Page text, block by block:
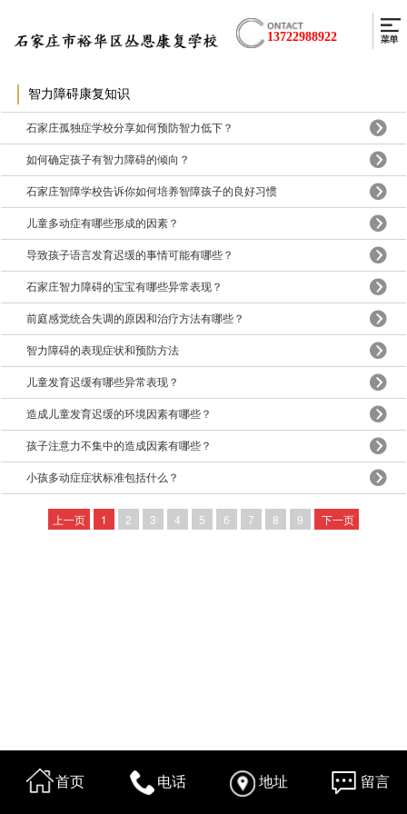
13722988922
智力障碍康复知识
石家庄孤独症学校分享如何预防智力低下？
如何确定孩子有智力障碍的倾向？
石家庄智障学校告诉你如何培养智障孩子的良好习惯
儿童多动症有哪些形成的因素？
导致孩子语言发育迟缓的事情可能有哪些？
石家庄智力障碍的宝宝有哪些异常表现？
前庭感觉统合失调的原因和治疗方法有哪些？
智力障碍的表现症状和预防方法
儿童发育迟缓有哪些异常表现？
造成儿童发育迟缓的环境因素有哪些？
孩子注意力不集中的造成因素有哪些？
小孩多动症症状标准包括什么？
上一页 1 2 3 4 5 6 7 8 9 下一页
首页 电话 地址 留言